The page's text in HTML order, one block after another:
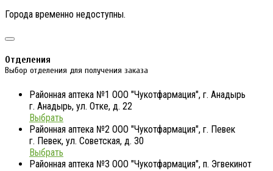
Города временно недоступны.
Отделения
Выбор отделения для получения заказа
Районная аптека №1 ООО "Чукотфармация", г. Анадырь
г. Анадырь, ул. Отке, д. 22
Выбрать
Районная аптека №2 ООО "Чукотфармация", г. Певек
г. Певек, ул. Советская, д. 30
Выбрать
Районная аптека №3 ООО "Чукотфармация", п. Эгвекинот